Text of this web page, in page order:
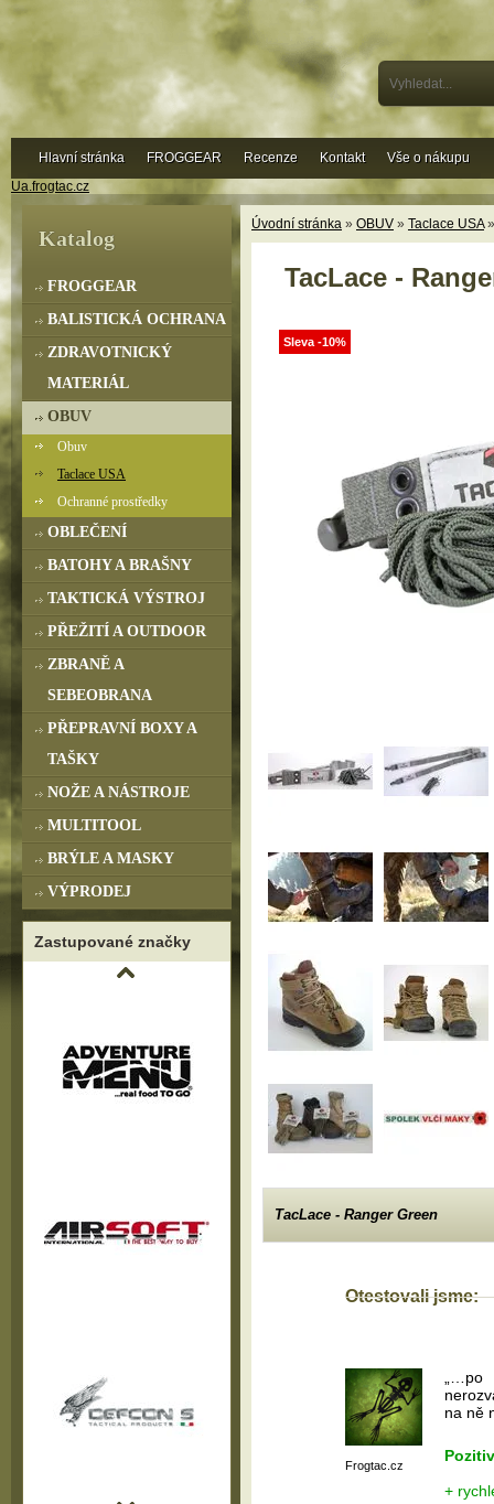
Ua.frogtac.cz
Úvodní stránka » OBUV » Taclace USA»
TacLace -
Sleva -10%
TacLace - Ranger Green
Otestovali jsme:
Frogtac.cz
na ně
+
Katalog
FROGGEAR
BALISTICKÁ OCHRANA
ZDRAVOTNICKÝ
MATERIÁL
OBUV
Obuv
Taclace USA
Ochranné prostředky
OBLEČENÍ
BATOHY A BRAŠNY
TAKTICKÁ VÝSTROJ
PŘEŽITÍ A OUTDOOR
ZBRANĚ A
SEBEOBRANA
PŘEPRAVNÍ BOXY A
TAŠKY
NOŽE A NÁSTROJE
MULTITOOL
BRÝLE A MASKY
VÝPRODEJ
Zastupované značky
Hlavní stránka FROGGEAR Recenze Kontakt Vše o nákupu